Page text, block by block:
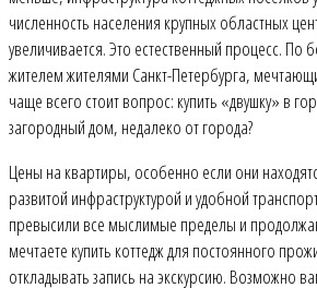
численность населения крупных областных
увеличивается. Это естественный процесс. По
жителем жителями Санкт-Петербурга,
чаще всего стоит вопрос: купить «двушку» в
загородный дом, недалеко от города?
Цены на квартиры, особенно если они
развитой инфраструктурой и удобной
превысили все мыслимые пределы и
мечтаете купить коттедж для постоянного
откладывать запись на экскурсию. Возможно